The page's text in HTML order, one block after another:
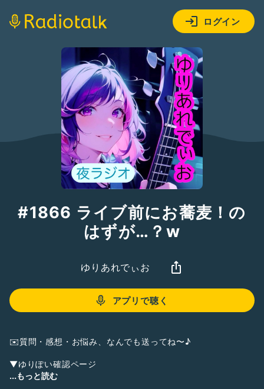
ログイン
#1866 ライブ前にお蕎麦！の
はずが…？w
ゆりあれでぃお
アプリで聴く
✉️質問・感想・お悩み、なんでも送ってね〜♪
▼ゆりぽい確認ページ
https://yuriapink.wixsite.com/yuriaradio
...もっと読む